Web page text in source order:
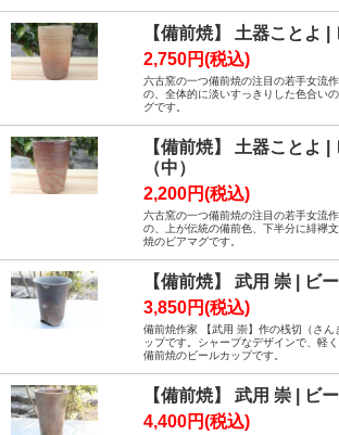
【備前焼】 土器ことよ |
2,750円(税込)
六古窯の一つ備前焼の注目の若手女流
の、全体的に淡いすっきりした色合い
グです。
【備前焼】 土器ことよ |
（中）
2,200円(税込)
六古窯の一つ備前焼の注目の若手女流
の、上が伝統の備前色、下半分に緋襷
焼のビアマグです。
【備前焼】 武用 崇 | ビ
3,850円(税込)
備前焼作家 【武用 崇】作の桟切（さん
ップです。シャープなデザインで、軽
備前焼のビールカップです。
【備前焼】 武用 崇 | ビ
4,400円(税込)